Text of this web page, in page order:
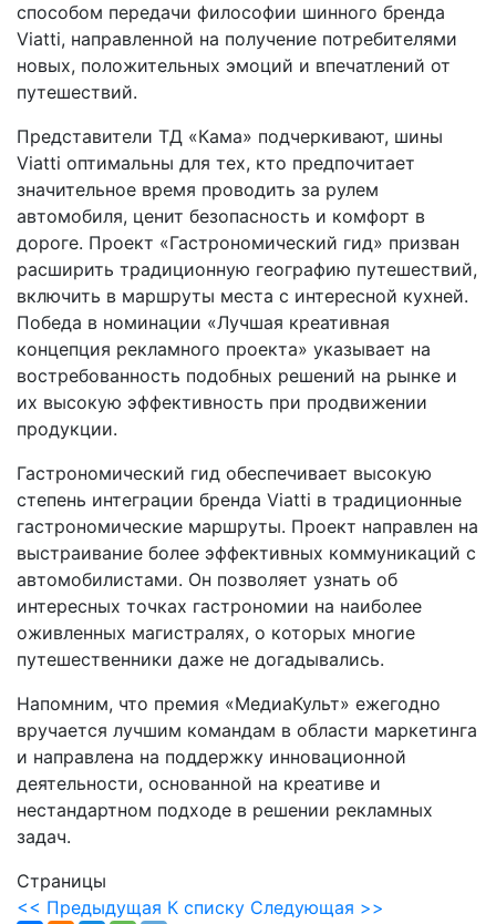
способом передачи философии шинного бренда
Viatti, направленной на получение потребителями
новых, положительных эмоций и впечатлений от
путешествий.
Представители ТД «Кама» подчеркивают, шины
Viatti оптимальны для тех, кто предпочитает
значительное время проводить за рулем
автомобиля, ценит безопасность и комфорт в
дороге. Проект «Гастрономический гид» призван
расширить традиционную географию путешествий,
включить в маршруты места с интересной кухней.
Победа в номинации «Лучшая креативная
концепция рекламного проекта» указывает на
востребованность подобных решений на рынке и
их высокую эффективность при продвижении
продукции.
Гастрономический гид обеспечивает высокую
степень интеграции бренда Viatti в традиционные
гастрономические маршруты. Проект направлен на
выстраивание более эффективных коммуникаций с
автомобилистами. Он позволяет узнать об
интересных точках гастрономии на наиболее
оживленных магистралях, о которых многие
путешественники даже не догадывались.
Напомним, что премия «МедиаКульт» ежегодно
вручается лучшим командам в области маркетинга
и направлена на поддержку инновационной
деятельности, основанной на креативе и
нестандартном подходе в решении рекламных
задач.
Страницы
<< Предыдущая К списку Следующая >>